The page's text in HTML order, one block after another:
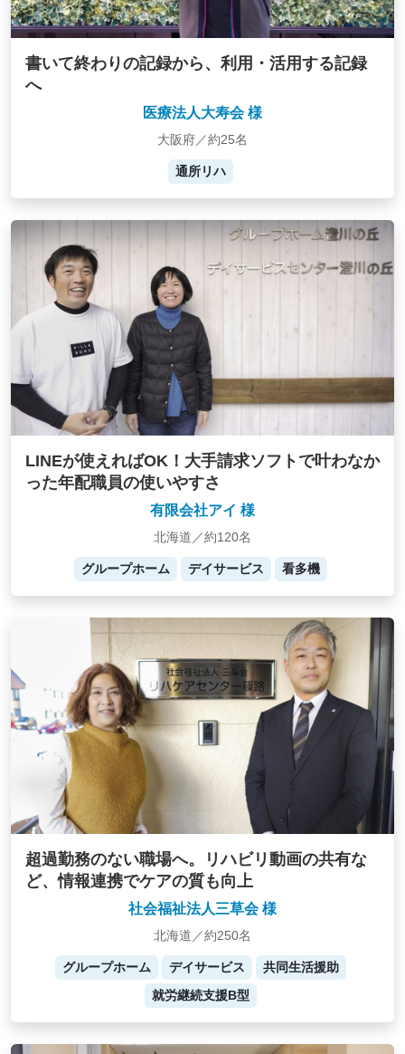
書いて終わりの記録から、利用・活用する記録
へ
医療法人大寿会 様
大阪府／約25名
通所リハ
LINEが使えればOK！大手請求ソフトで叶わなか
った年配職員の使いやすさ
有限会社アイ 様
北海道／約120名
グループホーム デイサービス 看多機
超過勤務のない職場へ。リハビリ動画の共有な
ど、情報連携でケアの質も向上
社会福祉法人三草会 様
北海道／約250名
グループホーム デイサービス
共同生活援助
就労継続支援B型